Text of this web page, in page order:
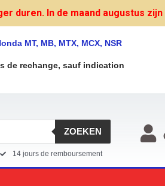
duren. In de maand augustus
MT, MB, MTX, MCX, NSR
de rechange, sauf indication
ZOEKEN
14 jours de remboursement